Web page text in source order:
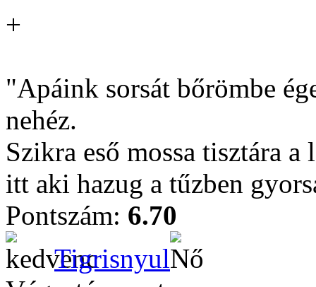
+
"Apáink sorsát bőrömbe
nehéz.
Szikra eső mossa tisztára a
itt aki hazug a tűzben
Pontszám: 6.70
Tigrisnyul